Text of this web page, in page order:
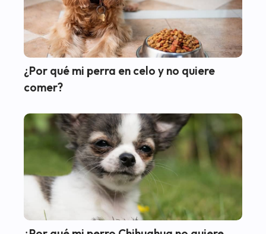
¿Por qué mi perra en celo y no quiere
comer?